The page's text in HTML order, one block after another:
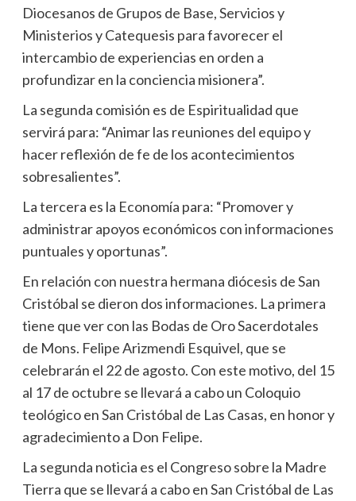
Diocesanos de Grupos de Base, Servicios y
Ministerios y Catequesis para favorecer el
intercambio de experiencias en orden a
profundizar en la conciencia misionera”.
La segunda comisión es de Espiritualidad que
servirá para: “Animar las reuniones del equipo y
hacer reflexión de fe de los acontecimientos
sobresalientes”.
La tercera es la Economía para: “Promover y
administrar apoyos económicos con informaciones
puntuales y oportunas”.
En relación con nuestra hermana diócesis de San
Cristóbal se dieron dos informaciones. La primera
tiene que ver con las Bodas de Oro Sacerdotales
de Mons. Felipe Arizmendi Esquivel, que se
celebrarán el 22 de agosto. Con este motivo, del 15
al 17 de octubre se llevará a cabo un Coloquio
teológico en San Cristóbal de Las Casas, en honor y
agradecimiento a Don Felipe.
La segunda noticia es el Congreso sobre la Madre
Tierra que se llevará a cabo en San Cristóbal de Las